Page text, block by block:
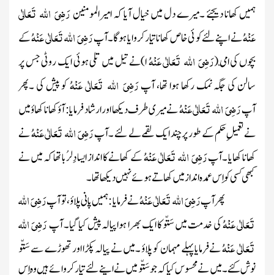
ہمیں کھانا دیجئے ۔میرے دل میں خیال آیا کہ امیرالمومنینرَضِیَ اللہ تَعَالٰی
عَنْہُنے اپنے لئے کو ئی خاص کھانا تیار کروایا ہو گا ۔آپرَضِیَ اللہ تَعَالٰی عَنْہُکے
بچوں کی امّی(رَضِیَ اللہ تَعَالٰی عَنْہُا)نے تیل میں تلی ہوئی ایک روٹی جس پر
سالن کی جگہ نمک رکھا ہوا تھا، آپرَضِیَ اللہ تَعَالٰی عَنْہُکو پیش کی ۔پھر
آپرَضِیَ اللہ تَعَالٰی عَنْہُنے میری طرف دیکھا اور ارشاد فرمایا : آؤ کھانا کھاؤ میں
نے تعمیلِ حکم کے طور پر چند ایک لقمے لے لئے ۔آپرَضِیَ اللہ تَعَالٰی عَنْہُنے
کھانا کھایا ۔آپرَضِیَ اللہ تَعَالٰی عَنْہُکے کھانے کا انداز ایسا دِلرُبا تھا کہ میں نے
کبھی کسی کو اِس عمدہ انداز میں کھاتے ہوئے نہیں دیکھا تھا ۔
پھر آپرَضِیَ اللہ تَعَالٰی عَنْہُنے فرمایا : ہمیں پانی پلاؤ، تو آپرَضِیَ اللہ
تَعَالٰی عَنْہُکی خدمت میں سَتّو کا ایک بھرا ہوا پیالہ پیش کیا گیا۔ آپرَضِیَ اللہ
تَعَالٰی عَنْہُنے فرمایا پہلے مہمان کو پلاؤ ۔میں نے پیالہ پکڑا اور تھوڑے سے سَتّو
نوش کئے ۔میں نے محسوس کیا کہ جو سَتّو میں نے اپنے لئے تیار کروائے ہیں وہ اِس